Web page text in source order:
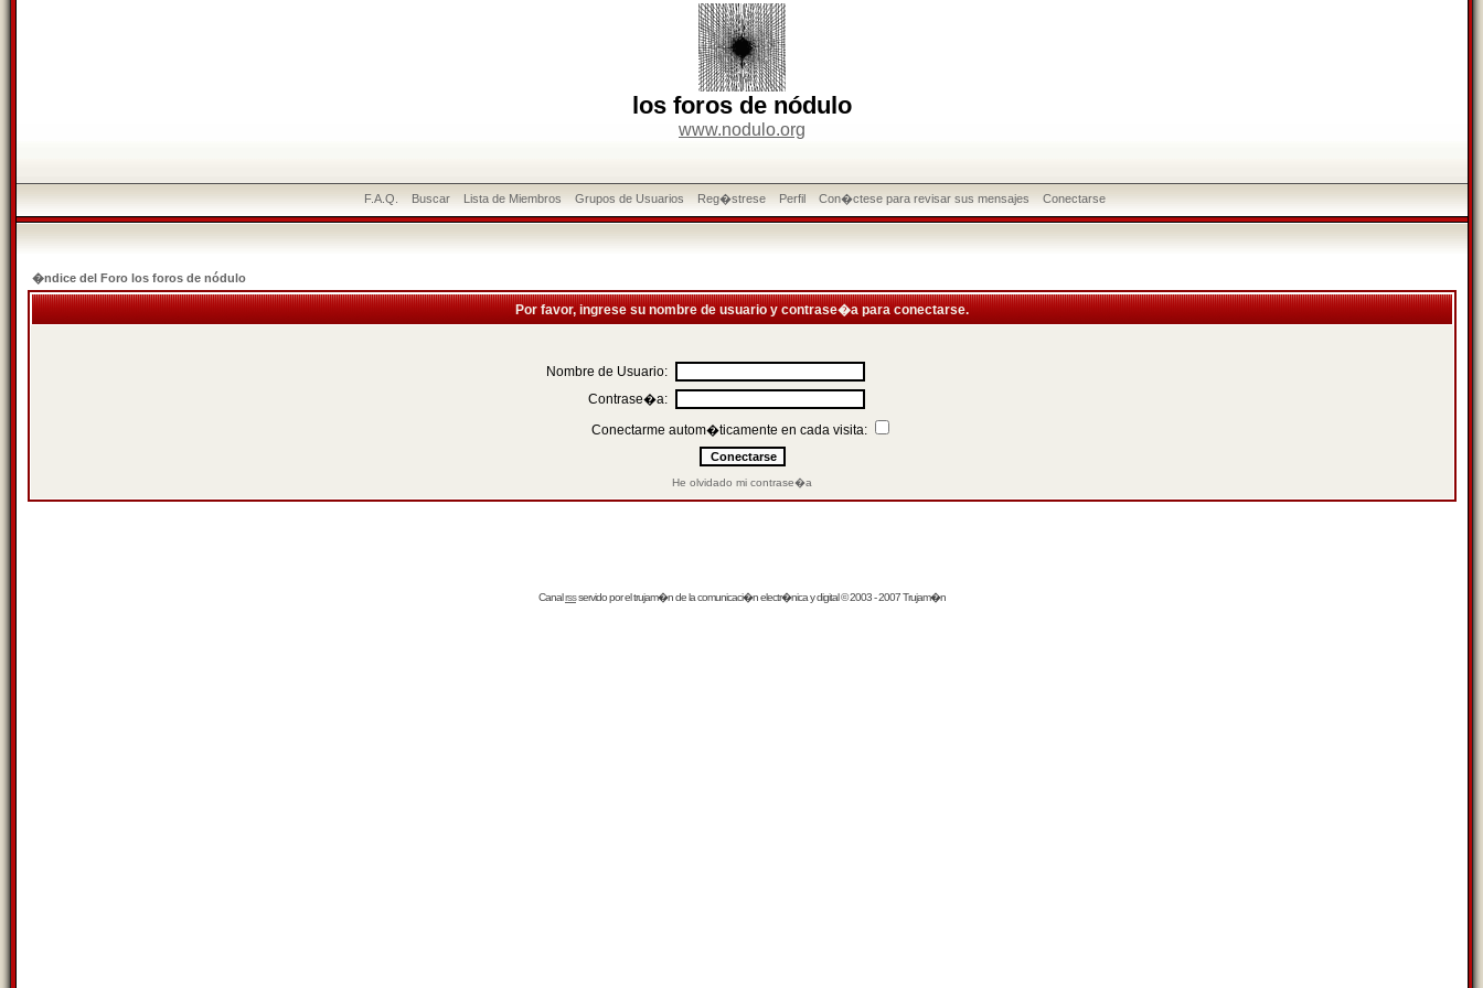
los foros de nódulo
www.nodulo.org
F.A.Q. Buscar Lista de Miembros Grupos de Usuarios Reg�strese Perfil Con�ctese para revisar sus mensajes Conectarse
�ndice del Foro los foros de nódulo
Por favor, ingrese su nombre de usuario y contrase�a para conectarse.
Nombre de Usuario:
Contrase�a:
Conectarme autom�ticamente en cada visita:
He olvidado mi contrase�a
Canalrssservido por eltrujam�nde la comunicaci�n electr�nica y digital © 2003 - 2007 Trujam�n